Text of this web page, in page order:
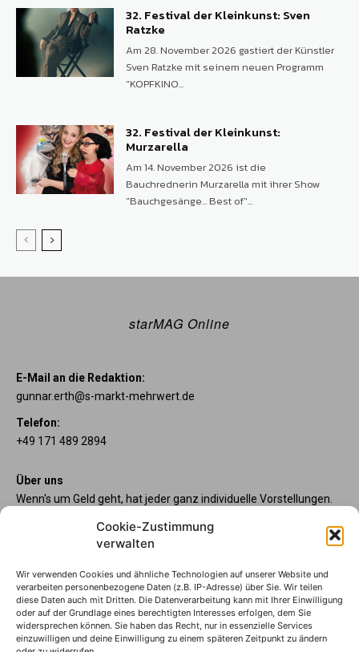
Cookie-Zustimmung
verwalten
Wir verwenden Cookies und ähnliche Technologien auf unserer Website und
verarbeiten personenbezogene Daten (z.B. IP-Adresse) über Sie. Wir teilen
diese Daten auch mit Dritten. Die Datenverarbeitung kann mit Ihrer Einwilligung
oder auf der Grundlage eines berechtigten Interesses erfolgen, dem Sie
widersprechen können. Sie haben das Recht, nur in essenzielle Services
einzuwilligen und deine Einwilligung zu einem späteren Zeitpunkt zu ändern
32. Festival der Kleinkunst: Sven
Ratzke
Am 28. November 2026 gastiert der Künstler
Sven Ratzke mit seinem neuen Programm
"KOPFKINO...
32. Festival der Kleinkunst:
Murzarella
Am 14. November 2026 ist die
Bauchrednerin Murzarella mit ihrer Show
"Bauchgesänge... Best of"...
starMAG Online
E-Mail an die Redaktion:
gunnar.erth@s-markt-mehrwert.de
Telefon:
+49 171 489 2894
Über uns
Wenn's um Geld geht, hat jeder ganz individuelle Vorstellungen.
unsere starpac-Konten genau das Richtige für Sie. Die vier
Kontomodelle starpac x-tension, classic, plus und premium
erfahren Sie immer, was es Neues gibt.
Sparkasse Wilhelmshaven
Die starpac-Kontomodelle